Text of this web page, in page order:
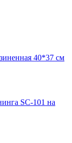
40*37 см
SC-101 на